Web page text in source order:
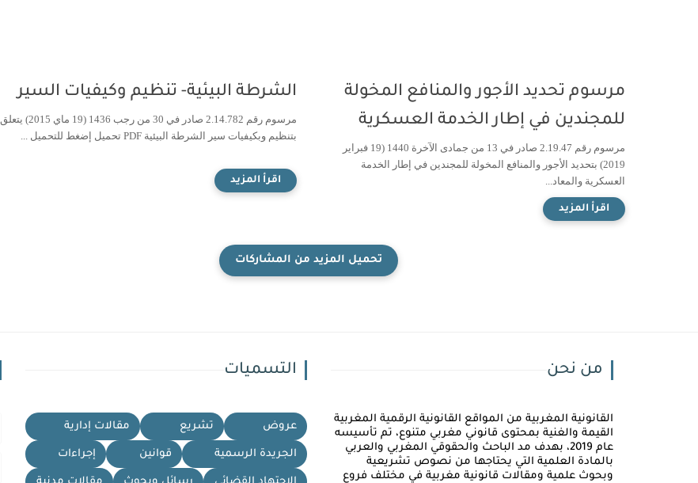
مرسوم تحديد الأجور والمنافع المخولة
للمجندين في إطار الخدمة العسكرية
مرسوم رقم 2.19.47 صادر في 13 من جمادى الآخرة 1440 (19 فبراير
2019) بتحديد الأجور والمنافع المخولة للمجندين في إطار الخدمة
العسكرية والمعاد...
الشرطة البيئية- تنظيم وكيفيات السير
مرسوم رقم 2.14.782 صادر في 30 من رجب 1436 (19 ماي 2015) يتعلق
بتنظيم وبكيفيات سير الشرطة البيئية PDF تحميل إضغط للتحميل ...
من نحن
القانونية المغربية من المواقع القانونية الرقمية المغربية
القيمة والغنية بمحتوى قانوني مغربي متنوع، تم تأسيسه
عام 2019، بهدف مد الباحث والحقوقي المغربي والعربي
بالمادة العلمية التي يحتاجها من نصوص تشريعية
وبحوث علمية ومقالات قانونية مغربية في مختلف فروع
التسميات
عروض تشريع مقالات إدارية
الجريدة الرسمية قوانين إجراءات